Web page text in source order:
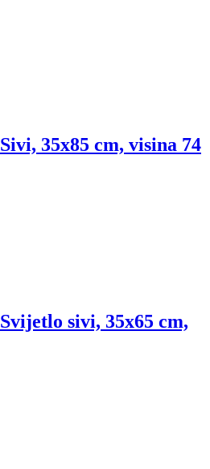
Sivi, 35x85 cm, visina 74
Svijetlo sivi, 35x65 cm,